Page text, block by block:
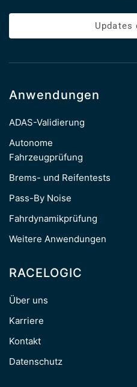
Updates
Anwendungen
ADAS-Validierung
Autonome
Fahrzeugprüfung
Brems- und Reifentests
Pass-By Noise
Fahrdynamikprüfung
Weitere Anwendungen
RACELOGIC
Über uns
Karriere
Kontakt
Datenschutz